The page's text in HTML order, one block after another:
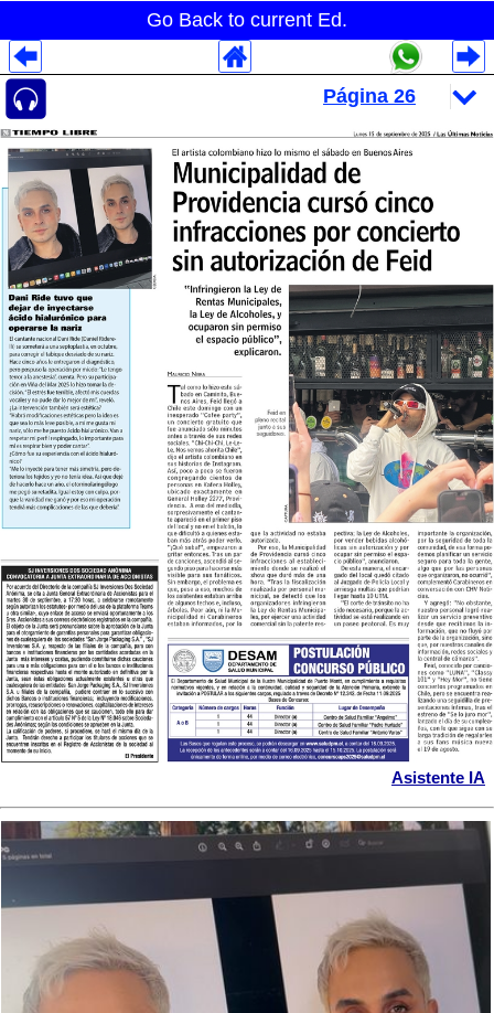
Go Back to current Ed.
Asistente IA
Despliegues Analytics
Despliegues Totales
Despliegues por Rubros